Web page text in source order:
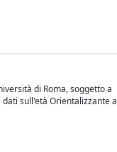
di Roma, soggetto a
sull'età Orientalizzante a